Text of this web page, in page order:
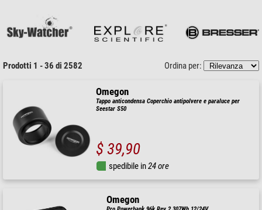
Prodotti 1 - 36 di 2582 Ordina per:
Omegon
Tappo anticondensa Coperchio antipolvere e paraluce per
Seestar S50
$ 39,90
spedibile in24 ore
Omegon